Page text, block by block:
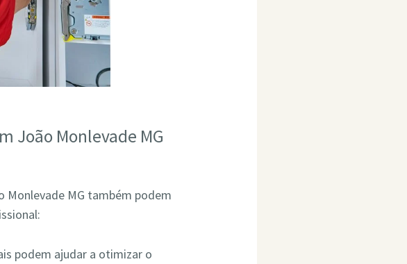
João Monlevade MG
Monlevade MG também podem
podem ajudar a otimizar o